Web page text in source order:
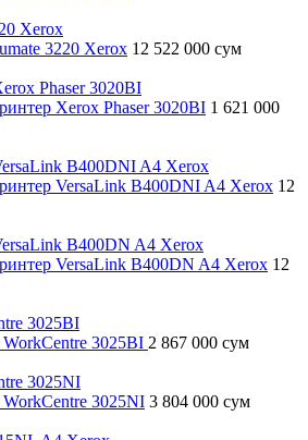
3220 Xerox 12 522 000 сум
Xerox Phaser 3020BI 1 621 000
VersaLink B400DNI A4 Xerox 12
VersaLink B400DN A4 Xerox 12
3025BI 2 867 000 сум
3025NI 3 804 000 сум